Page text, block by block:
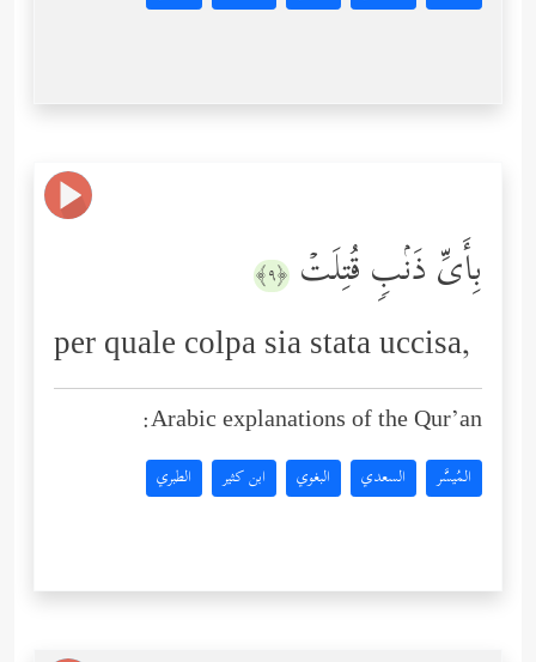
بِأَیِّ ذَنۢبࣲ قُتِلَتۡ ﴿٩﴾
per quale colpa sia stata uccisa,
Arabic explanations of the Qur’an:
المُيسَّر السعدي البغوي ابن كثير الطبري